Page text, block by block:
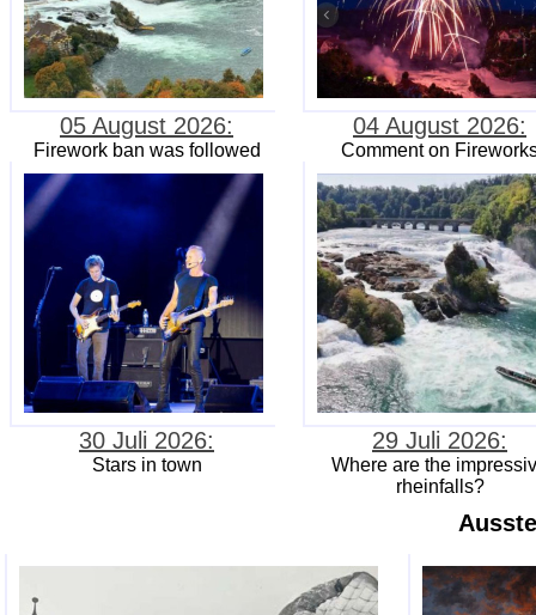
05 August 2026:
Firework ban was followed
04 August 2026:
Comment on
30 Juli 2026:
Stars in town
29 Juli 2026:
Where are the
rheinfalls?